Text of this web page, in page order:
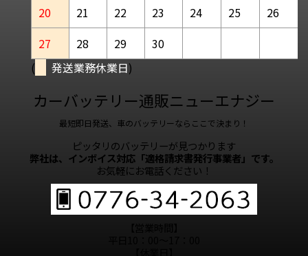
20
21 22 23 24 25
26
27
28 29
30
(
発送業務休業日)
カーバッテリー通販ニューエナジー
最短即日発送、車のバッテリーならここで決まり！
ピッタリのバッテリーが見つかります
弊社は、インボイス対応「適格請求書発行事業者」です。
お気軽にお電話ください！